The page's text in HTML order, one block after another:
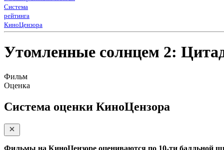
Система
рейтинга
КиноЦензора
Утомленные солнцем 2:
Фильм
Оценка
Система оценки КиноЦензора
Фильмы на КиноЦензоре оцениваются по 10-ти балльной